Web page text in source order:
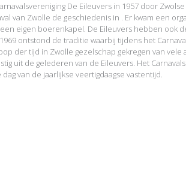
De Eileuvers in 1957 door
van Zwolle de geschiedenis in . Er kwam een
eigen boerenkapel. De Eileuvers hebben ook
ontstond de traditie waarbij tijdens het
der tijd in Zwolle gezelschap gekregen van vele
uit de gelederen van de Eileuvers. Het
van de jaarlijkse veertigdaagse vastentijd.